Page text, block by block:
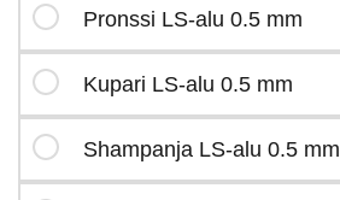
Pronssi LS-alu 0.5 mm
Kupari LS-alu 0.5 mm
Shampanja LS-alu 0.5 mm